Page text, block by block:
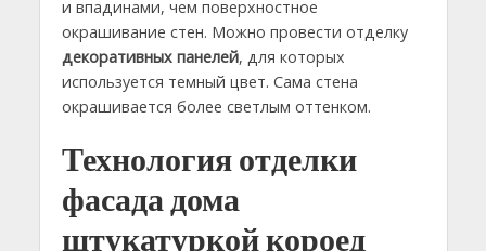
и впадинами, чем поверхностное
окрашивание стен. Можно провести отделку
декоративных панелей, для которых
используется темный цвет. Сама стена
окрашивается более светлым оттенком.
Технология отделки
фасада дома
штукатуркой короед